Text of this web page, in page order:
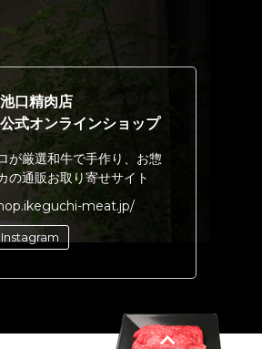
池口精肉店
公式オンラインショップ
が厳選和牛で手作り、お惣
の通販お取り寄せサイト
meat.jp/
Instagram